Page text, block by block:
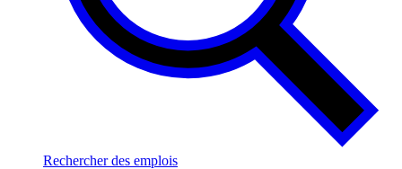
Rechercher des emplois